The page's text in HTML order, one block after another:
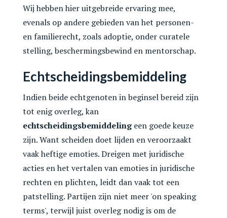
Wij hebben hier uitgebreide ervaring mee,
evenals op andere gebieden van het personen-
en familierecht, zoals adoptie, onder curatele
stelling, beschermingsbewind en mentorschap.
Echtscheidingsbemiddeling
Indien beide echtgenoten in beginsel bereid zijn
tot enig overleg, kan
echtscheidingsbemiddelingeen goede keuze
zijn. Want scheiden doet lijden en veroorzaakt
vaak heftige emoties. Dreigen met juridische
acties en het vertalen van emoties in juridische
rechten en plichten, leidt dan vaak tot een
patstelling. Partijen zijn niet meer 'on speaking
terms', terwijl juist overleg nodig is om de